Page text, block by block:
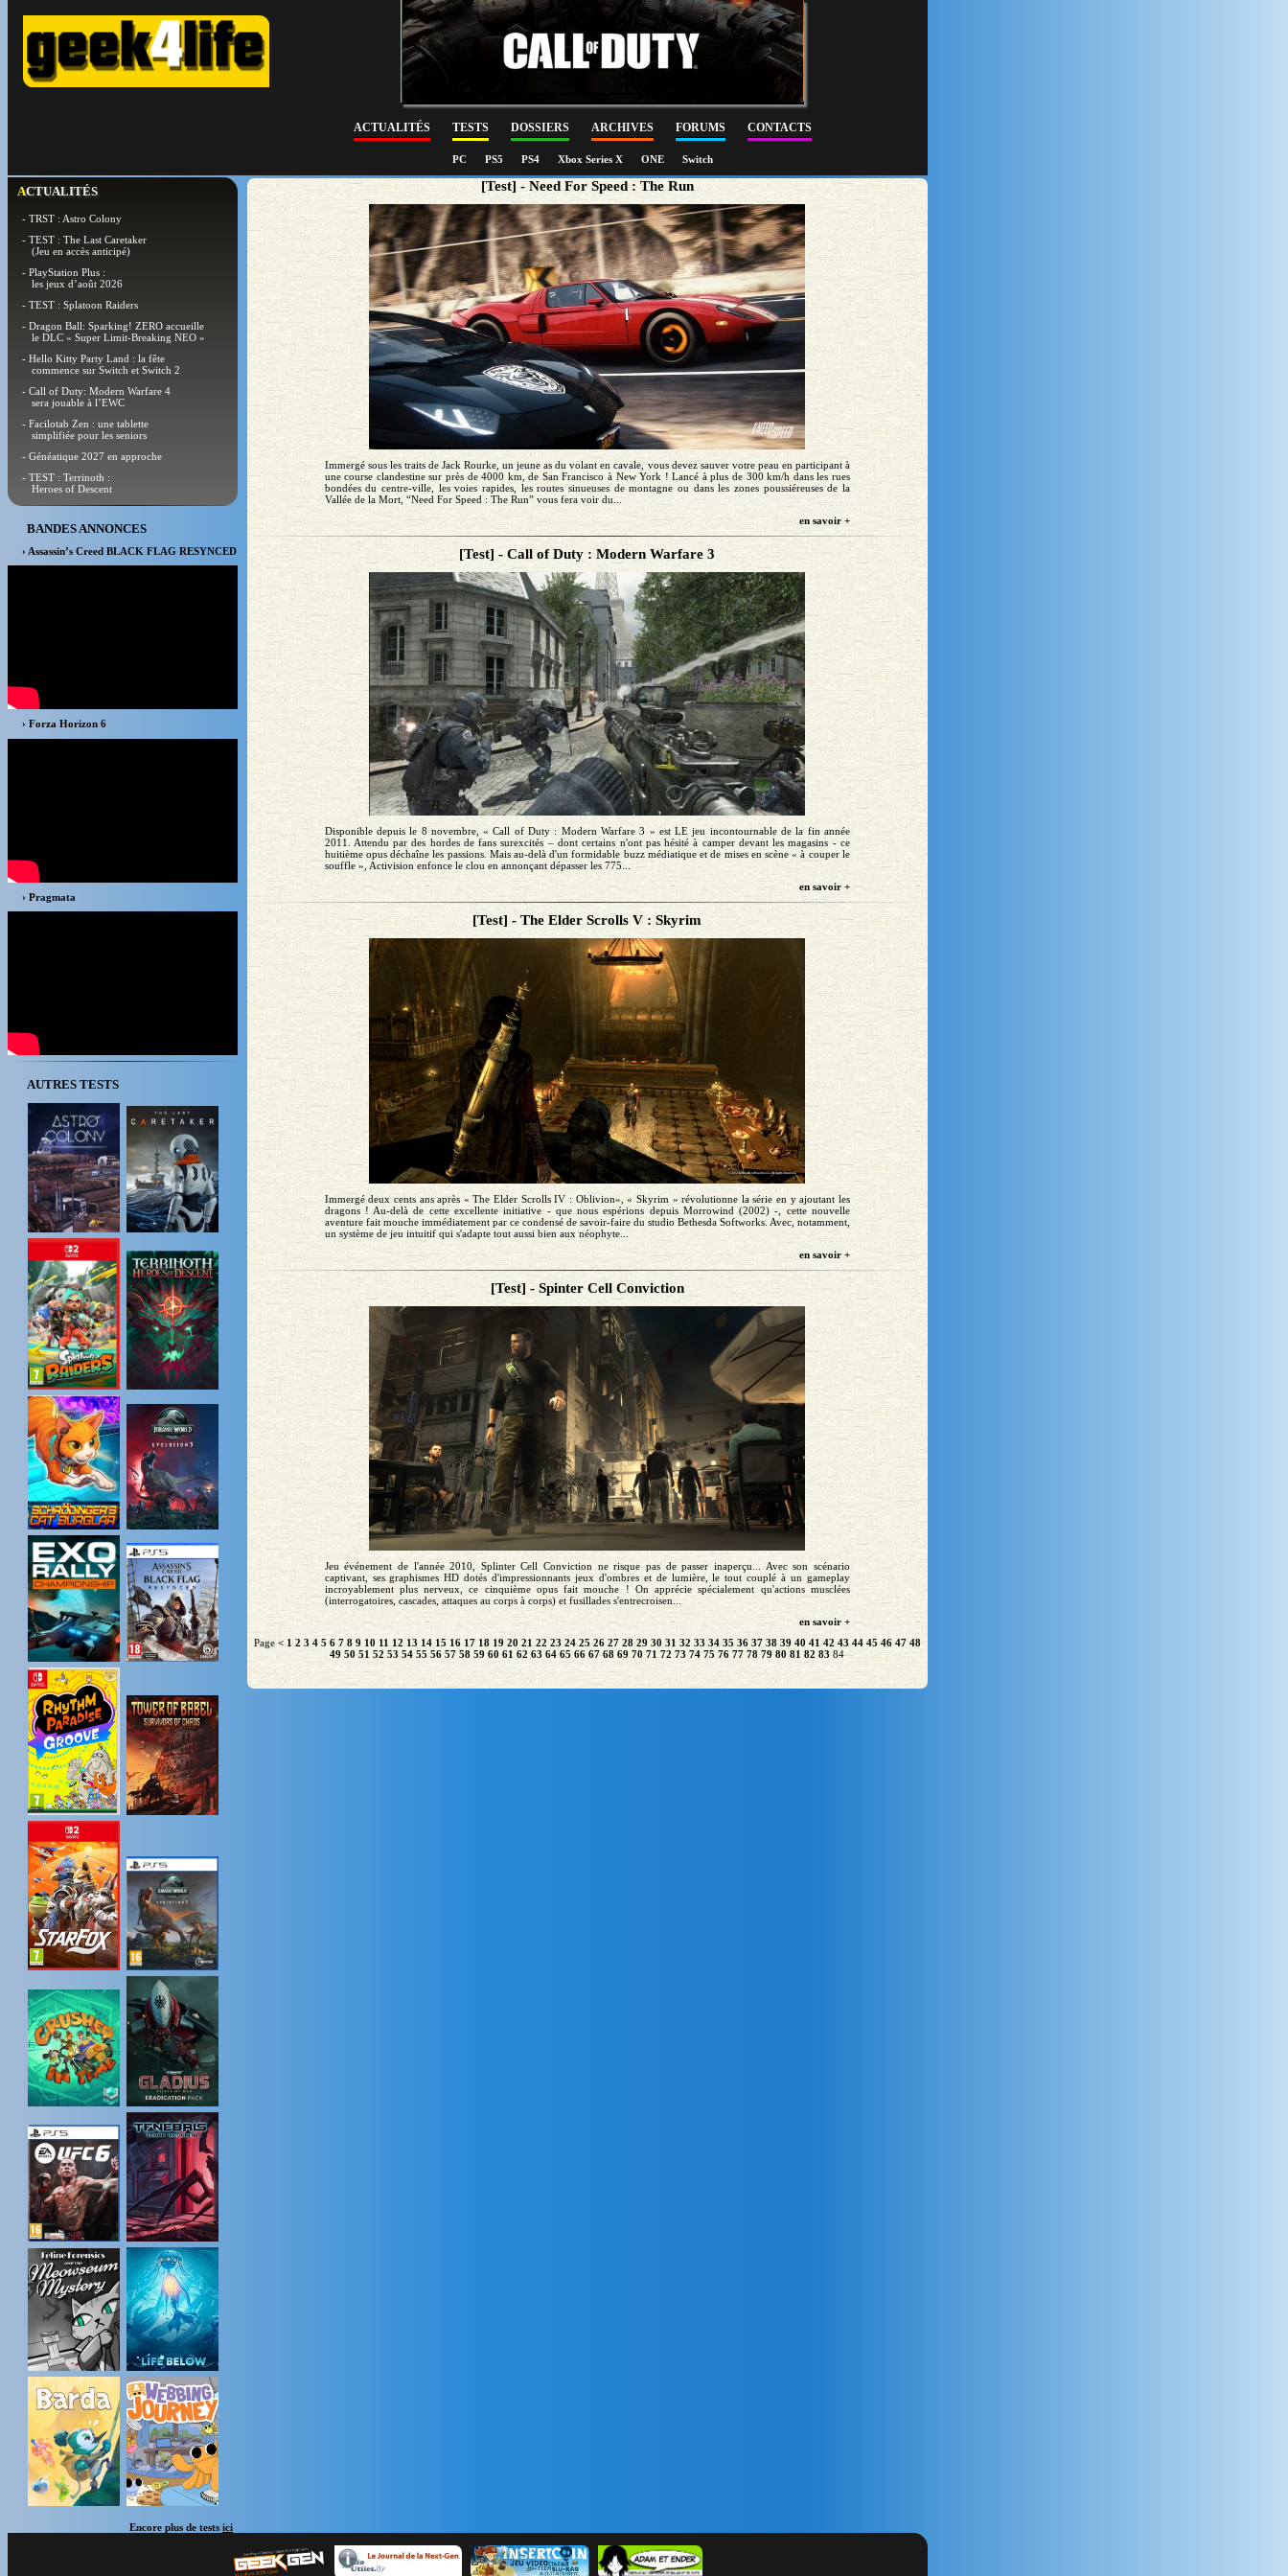
ACTUALITÉS TESTS DOSSIERS ARCHIVES FORUMS CONTACTS
PC PS5 PS4 Xbox Series X ONE Switch
ACTUALITÉS
- TRST : Astro Colony
- TEST : The Last Caretaker
(Jeu en accès anticipé)
- PlayStation Plus :
les jeux d’août 2026
- TEST : Splatoon Raiders
- Dragon Ball: Sparking! ZERO accueille
le DLC « Super Limit-Breaking NEO »
- Hello Kitty Party Land : la fête
commence sur Switch et Switch 2
- Call of Duty: Modern Warfare 4
sera jouable à l’EWC
- Facilotab Zen : une tablette
simplifiée pour les seniors
- Généatique 2027 en approche
- TEST : Terrinoth :
Heroes of Descent
BANDES ANNONCES
› Assassin’s Creed BLACK FLAG RESYNCED
› Forza Horizon 6
› Pragmata
AUTRES TESTS
Encore plus de tests ici
[Test] - Need For Speed : The Run
Immergé sous les traits de Jack Rourke, un jeune as du volant en cavale, vous devez sauver votre peau en participant à
une course clandestine sur près de 4000 km, de San Francisco à New York ! Lancé à plus de 300 km/h dans les rues
bondées du centre-ville, les voies rapides, les routes sinueuses de montagne ou dans les zones poussiéreuses de la
Vallée de la Mort, “Need For Speed : The Run” vous fera voir du...
en savoir +
[Test] - Call of Duty : Modern Warfare 3
Disponible depuis le 8 novembre, « Call of Duty : Modern Warfare 3 » est LE jeu incontournable de la fin année
2011. Attendu par des hordes de fans surexcités – dont certains n'ont pas hésité à camper devant les magasins - ce
huitième opus déchaîne les passions. Mais au-delà d'un formidable buzz médiatique et de mises en scène « à couper le
souffle », Activision enfonce le clou en annonçant dépasser les 775...
en savoir +
[Test] - The Elder Scrolls V : Skyrim
Immergé deux cents ans après « The Elder Scrolls IV : Oblivion», « Skyrim » révolutionne la série en y ajoutant les
dragons ! Au-delà de cette excellente initiative - que nous espérions depuis Morrowind (2002) -, cette nouvelle
aventure fait mouche immédiatement par ce condensé de savoir-faire du studio Bethesda Softworks. Avec, notamment,
un système de jeu intuitif qui s'adapte tout aussi bien aux néophyte...
en savoir +
[Test] - Spinter Cell Conviction
Jeu événement de l'année 2010, Splinter Cell Conviction ne risque pas de passer inaperçu... Avec son scénario
captivant, ses graphismes HD dotés d'impressionnants jeux d'ombres et de lumière, le tout couplé à un gameplay
incroyablement plus nerveux, ce cinquième opus fait mouche ! On apprécie spécialement qu'actions musclées
(interrogatoires, cascades, attaques au corps à corps) et fusillades s'entrecroisen...
en savoir +
Page < 1 2 3 4 5 6 7 8 9 10 11 12 13 14 15 16 17 18 19 20 21 22 23 24 25 26 27 28 29 30 31 32 33 34 35 36 37 38 39 40 41 42 43 44 45 46 47 48
49 50 51 52 53 54 55 56 57 58 59 60 61 62 63 64 65 66 67 68 69 70 71 72 73 74 75 76 77 78 79 80 81 82 83 84